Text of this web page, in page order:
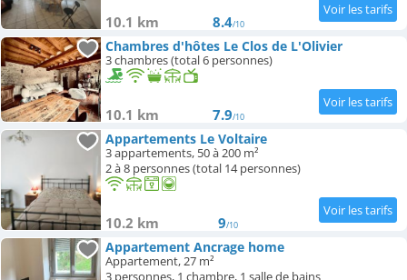
10.1 km 8.4/10
Chambres d'hôtes Le Clos de L'Olivier
3 chambres (total 6 personnes)
10.1 km 7.9/10
Appartements Le Voltaire
3 appartements, 50 à 200 m²
2 à 8 personnes (total 14 personnes)
10.2 km 9/10
Appartement Ancrage home
Appartement, 27 m²
3 personnes, 1 chambre, 1 salle de bains